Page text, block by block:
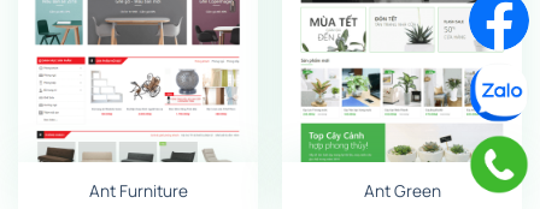
Ant Furniture Ant Green